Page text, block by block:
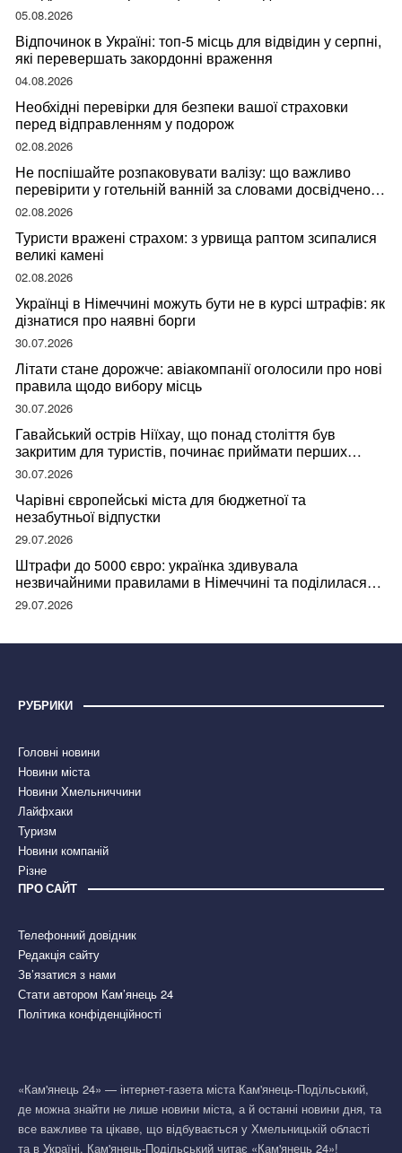
05.08.2026
Відпочинок в Україні: топ-5 місць для відвідин у серпні,
які перевершать закордонні враження
04.08.2026
Необхідні перевірки для безпеки вашої страховки
перед відправленням у подорож
02.08.2026
Не поспішайте розпаковувати валізу: що важливо
перевірити у готельній ванній за словами досвідченої
мандрівниці
02.08.2026
Туристи вражені страхом: з урвища раптом зсипалися
великі камені
02.08.2026
Українці в Німеччині можуть бути не в курсі штрафів: як
дізнатися про наявні борги
30.07.2026
Літати стане дорожче: авіакомпанії оголосили про нові
правила щодо вибору місць
30.07.2026
Гавайський острів Ніїхау, що понад століття був
закритим для туристів, починає приймати перших
відвідувачів
30.07.2026
Чарівні європейські міста для бюджетної та
незабутньої відпустки
29.07.2026
Штрафи до 5000 євро: українка здивувала
незвичайними правилами в Німеччині та поділилася
правдою
29.07.2026
РУБРИКИ
Головні новини
Новини міста
Новини Хмельниччини
Лайфхаки
Туризм
Новини компаній
Різне
ПРО САЙТ
Телефонний довідник
Редакція сайту
Зв’язатися з нами
Стати автором Кам’янець 24
Політика конфіденційності
«Кам'янець 24» — інтернет-газета міста Кам'янець-Подільський,
де можна знайти не лише новини міста, а й останні новини дня, та
все важливе та цікаве, що відбувається у Хмельницькій області
та в Україні. Кам'янець-Подільський читає «Кам'янець 24»!